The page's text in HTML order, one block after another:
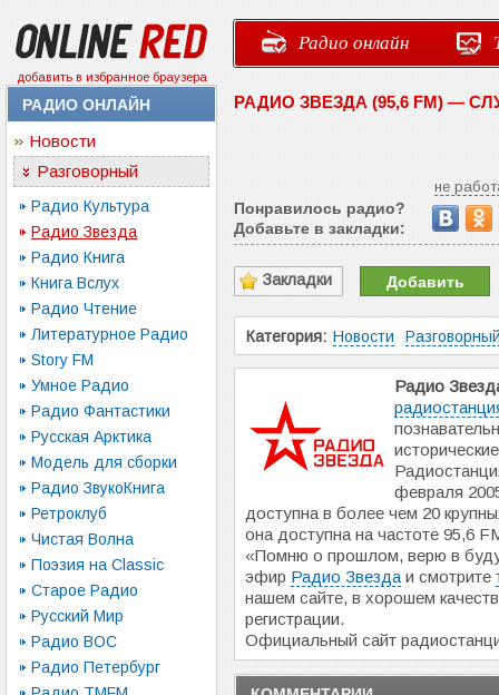
добавить в избранное браузера
Радио онлайн
РАДИО ОНЛАЙН
Новости
Разговорный
Радио Культура
Радио Звезда
Радио Книга
Книга Вслух
Радио Чтение
Литературное Радио
Story FM
Умное Радио
Радио Фантастики
Русская Арктика
Модель для сборки
Радио ЗвукоКнига
Ретроклуб
Чистая Волна
Поэзия на Classic
Старое Радио
Русский Мир
Радио ВОС
Радио Петербург
РАДИО ЗВЕЗДА (95,6 FM) —
не
Понравилось радио?
Добавьте в закладки:
Закладки Добавить
Категория: Новости
Радио
февраля
доступна в более чем 20
она доступна на частоте 95,6
«Помню о прошлом, верю в
эфир Радио Звезда и смотрите
нашем сайте, в хорошем
регистрации.
Официальный сайт